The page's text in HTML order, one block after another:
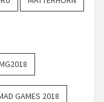
GAMES 2018